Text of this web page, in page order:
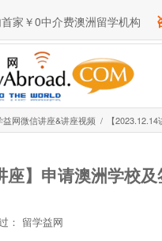
家￥0中介费澳洲留学机构
益网微信讲座&讲座视频 / 【
座】申请澳洲学校
： 留学益网